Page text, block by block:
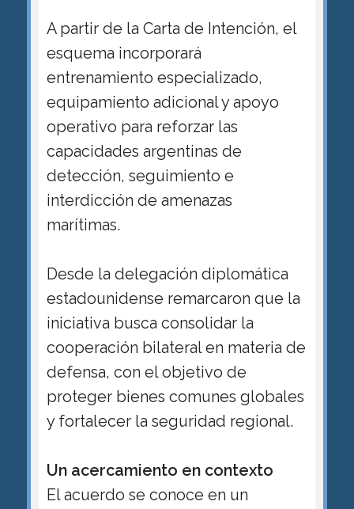
A partir de la Carta de Intención, el
esquema incorporará
entrenamiento especializado,
equipamiento adicional y apoyo
operativo para reforzar las
capacidades argentinas de
detección, seguimiento e
interdicción de amenazas
marítimas.
Desde la delegación diplomática
estadounidense remarcaron que la
iniciativa busca consolidar la
cooperación bilateral en materia de
defensa, con el objetivo de
proteger bienes comunes globales
y fortalecer la seguridad regional.
Un acercamiento en contexto
El acuerdo se conoce en un